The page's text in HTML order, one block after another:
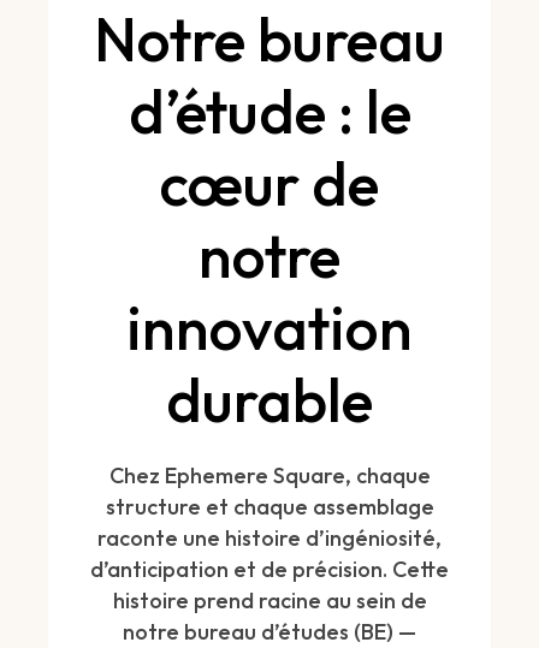
Notre bureau
d’étude : le
cœur de
notre
innovation
durable
Chez Ephemere Square, chaque
structure et chaque assemblage
raconte une histoire d’ingéniosité,
d’anticipation et de précision. Cette
histoire prend racine au sein de
notre bureau d’études (BE) —